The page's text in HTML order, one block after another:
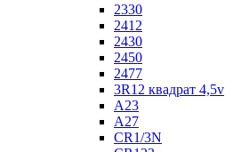
2330
2412
2430
2450
2477
3R12 квадрат 4,5v
A23
A27
CR1/3N